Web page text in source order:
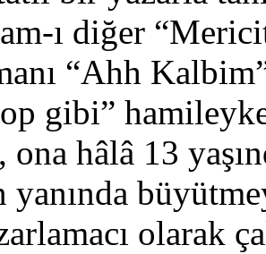
ı diğer
“Ahh
gibi”
ona hâlâ 13
yanında
olarak